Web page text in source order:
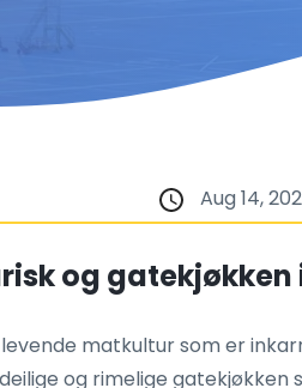
Aug 14,
og gatekjøkken
matkultur som er
og rimelige